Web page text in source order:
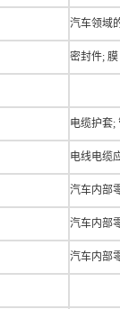
汽车领域
密封件; 膜
电缆护套;
电线电缆
汽车内部
汽车内部
汽车内部